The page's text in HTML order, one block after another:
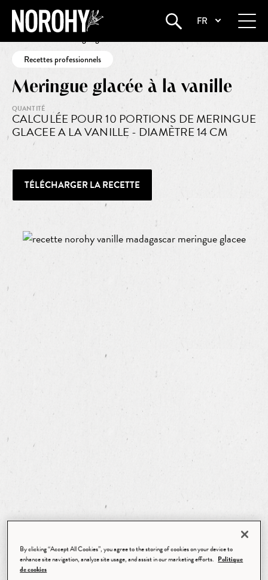
FR
Recettes professionnels
Meringue glacée à la vanille
QUANTITÉ
CALCULÉE POUR 10 PORTIONS DE MERINGUE
GLACEE A LA VANILLE - DIAMÈTRE 14 CM
TÉLÉCHARGER LA RECETTE
By clicking “Accept All Cookies”, you agree to the storing of cookies on your device to
enhance site navigation, analyze site usage, and assist in our marketing efforts. Politique
de cookies